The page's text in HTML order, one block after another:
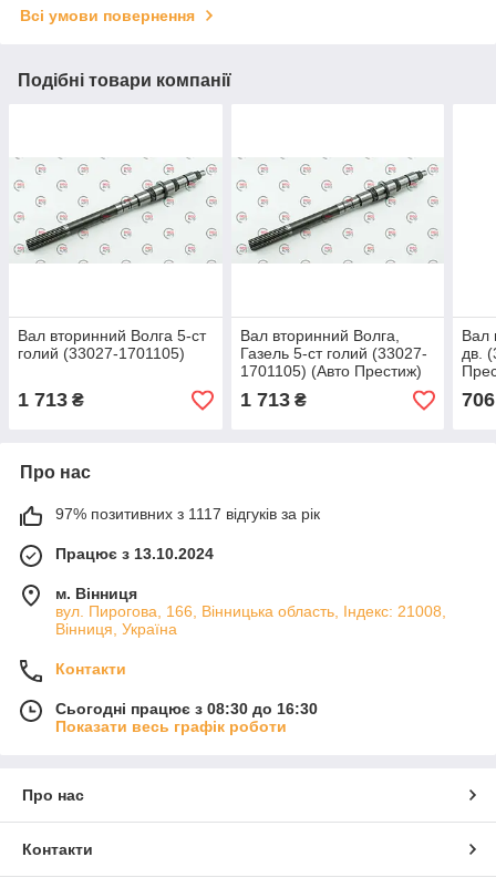
Всі умови повернення
Подібні товари компанії
Вал вторинний Волга 5-ст
голий (33027-1701105)
1 713 ₴
Вал вторинний Волга,
Газель 5-ст голий (33027-
1701105) (Авто Престиж)
1 713₴
Вал
дв.
706
Про нас
97% позитивних з 1117 відгуків за рік
Працює з 13.10.2024
м. Вінниця
вул. Пирогова, 166, Вінницька область, Індекс: 21008,
Вінниця, Україна
Контакти
Сьогодні працює з 08:30 до 16:30
Показати весь графік роботи
Про нас
Контакти